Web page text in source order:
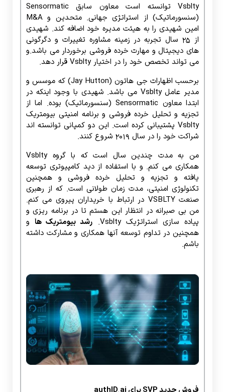
Vsblty توانسته است معاون سابق Sensormatic
(سنسورماتیک) از استراتژی جهانی. متحدین و M&A
امین شهیدی را به هیئت مدیره خود اضافه کند. شهیدی
از 25 سال تجربه در زمینه مشاوره تغییرات و دگرگونی
های دیجیتال و مهارت خرده فروشی برخوردار می باشد.و
می تواند تخصص خود را در اختیار Vsblty قرار دهد.
برحسب اظهارات جی هاتون (Jay Hutton) که موسس و
مدیر عامل Vsblty می باشد. شهیدی با وجود اینکه در
ابتدا معاون Sensormatic (سنسورماتیک) بوده. اما از
تجزیه و تحلیل خرده فروشی و برنامه امنیتی بیومتریک
Vsblty پشتیبانی کرده است. این دو کمپانی توانسته اند
شراکت خود را در سال 2019 شروع کنند.
من به مدت چندین سال است که با گروه Vsblty
همکاری می کنم. و با استفاده از دید کامپیوتری توسعه
یافته و تجزیه و تحلیل خرده فروشی و همچنین
تکنولوژی امنیتی، مدت زمان طولانی است. که از رهبری
صنعت VSBLTY در ارتباط با خریداران پیروی می کنم.
من بی صبرانه در انتظار این هستم تا در برنامه ریزی و
پیاده سازی استراتژیک Vsblty.
رشد بیومتریک هاو
همچنین در تداوم توسعه آنها همکاری و مشارکت داشته
باشم.